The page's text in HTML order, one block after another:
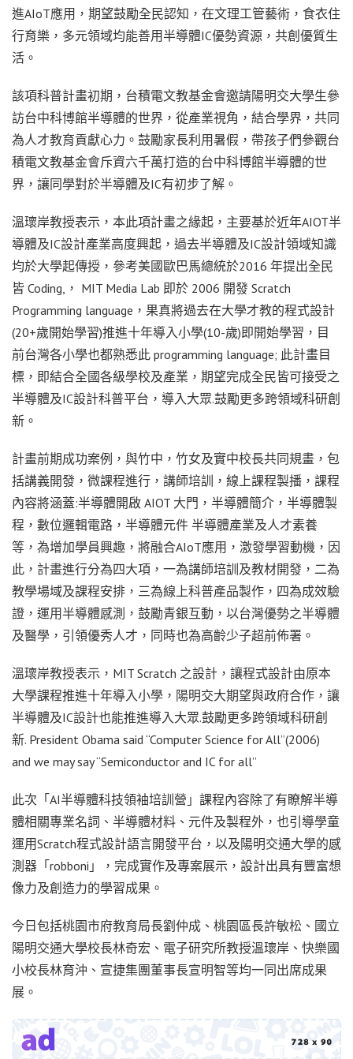
進AIoT應用，期望鼓勵全民認知，在文理工管藝術，食衣住
行育樂，多元領域均能善用半導體IC優勢資源，共創優質生
活。
該項科普計畫初期，台積電文教基金會邀請陽明交大學生參
訪台中科博館半導體的世界，從產業視角，結合學界，共同
為人才教育貢獻心力。鼓勵家長利用暑假，帶孩子們參觀台
積電文教基金會斥資六千萬打造的台中科博館半導體的世
界，讓同學對於半導體及IC有初步了解。
溫瓌岸教授表示，本此項計畫之緣起，主要基於近年AIOT半
導體及IC設計產業高度興起，過去半導體及IC設計領域知識
均於大學起傳授，參考美國歐巴馬總統於2016 年提出全民
皆 Coding,， MIT Media Lab 即於 2006 開發 Scratch
Programming language，果真將過去在大學才教的程式設計
(20+歲開始學習)推進十年導入小學(10-歲)即開始學習，目
前台灣各小學也都熟悉此 programming language; 此計畫目
標，即結合全國各級學校及產業，期望完成全民皆可接受之
半導體及IC設計科普平台，導入大眾.鼓勵更多跨領域科研創
新。
計畫前期成功案例，與竹中，竹女及實中校長共同規畫，包
括講義開發，微課程進行，講師培訓，線上課程製播，課程
內容將涵蓋:半導體開啟 AIOT 大門，半導體簡介，半導體製
程，數位邏輯電路，半導體元件 半導體產業及人才素養
等，為增加學員興趣，將融合AIoT應用，激發學習動機，因
此，計畫進行分為四大項，一為講師培訓及教材開發，二為
教學場域及課程安排，三為線上科普產品製作，四為成效驗
證，運用半導體感測，鼓勵青銀互動，以台灣優勢之半導體
及醫學，引領優秀人才，同時也為高齡少子超前佈署。
溫瓌岸教授表示，MIT Scratch 之設計，讓程式設計由原本
大學課程推進十年導入小學，陽明交大期望與政府合作，讓
半導體及IC設計也能推進導入大眾.鼓勵更多跨領域科研創
新. President Obama said “Computer Science for All”(2006)
and we may say “Semiconductor and IC for all”
此次「AI半導體科技領袖培訓營」課程內容除了有瞭解半導
體相關專業名詞、半導體材料、元件及製程外，也引導學童
運用Scratch程式設計語言開發平台，以及陽明交通大學的感
測器「robboni」，完成實作及專案展示，設計出具有豐富想
像力及創造力的學習成果。
今日包括桃園市府教育局長劉仲成、桃園區長許敏松、國立
陽明交通大學校長林奇宏、電子研究所教授溫瓌岸、快樂國
小校長林育沖、宣捷集團董事長宣明智等均一同出席成果
展。